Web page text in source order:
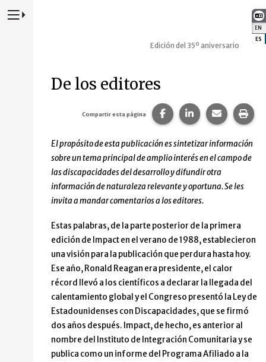
EN
ES
Presione para alternar la navegación principal del sitio web
Edición del 35º aniversario
De los editores
Compartir esta página Compartir esta página
Compartir esta
El propósito de esta publicación es sintetizar información
sobre un tema principal de amplio interés en el campo de
las discapacidades del desarrollo y difundir otra
información de naturaleza relevante y oportuna. Se les
invita a mandar comentarios a los editores.
Estas palabras, de la parte posterior de la primera
edición de Impact en el verano de 1988, establecieron
una visión para la publicación que perdura hasta hoy.
Ese año, Ronald Reagan era presidente, el calor
récord llevó a los científicos a declarar la llegada del
calentamiento global y el Congreso presentó la Ley de
Estadounidenses con Discapacidades, que se firmó
dos años después. Impact, de hecho, es anterior al
nombre del Instituto de Integración Comunitaria y se
publica como un informe del Programa Afiliado a la